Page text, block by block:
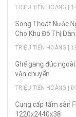
TRIỆU TIẾN HOÀNG |
Song Thoát Nước
Cho Khu Đô Thị
TRIỆU TIẾN HOÀNG |
Ghế gang đúc
vận chuyển
TRIỆU TIẾN HOÀNG |
Cung cấp tấm sàn
1220x2440x38